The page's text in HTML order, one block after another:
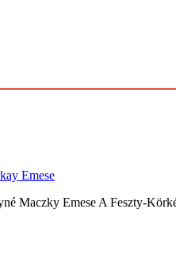
Emese
Emese A Feszty-